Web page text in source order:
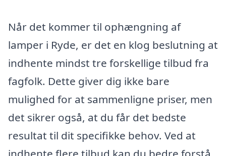
Når det kommer til ophængning af
lamper i Ryde, er det en klog beslutning at
indhente mindst tre forskellige tilbud fra
fagfolk. Dette giver dig ikke bare
mulighed for at sammenligne priser, men
det sikrer også, at du får det bedste
resultat til dit specifikke behov. Ved at